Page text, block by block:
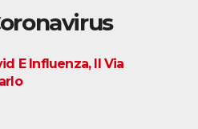
E Influenza, Il Via